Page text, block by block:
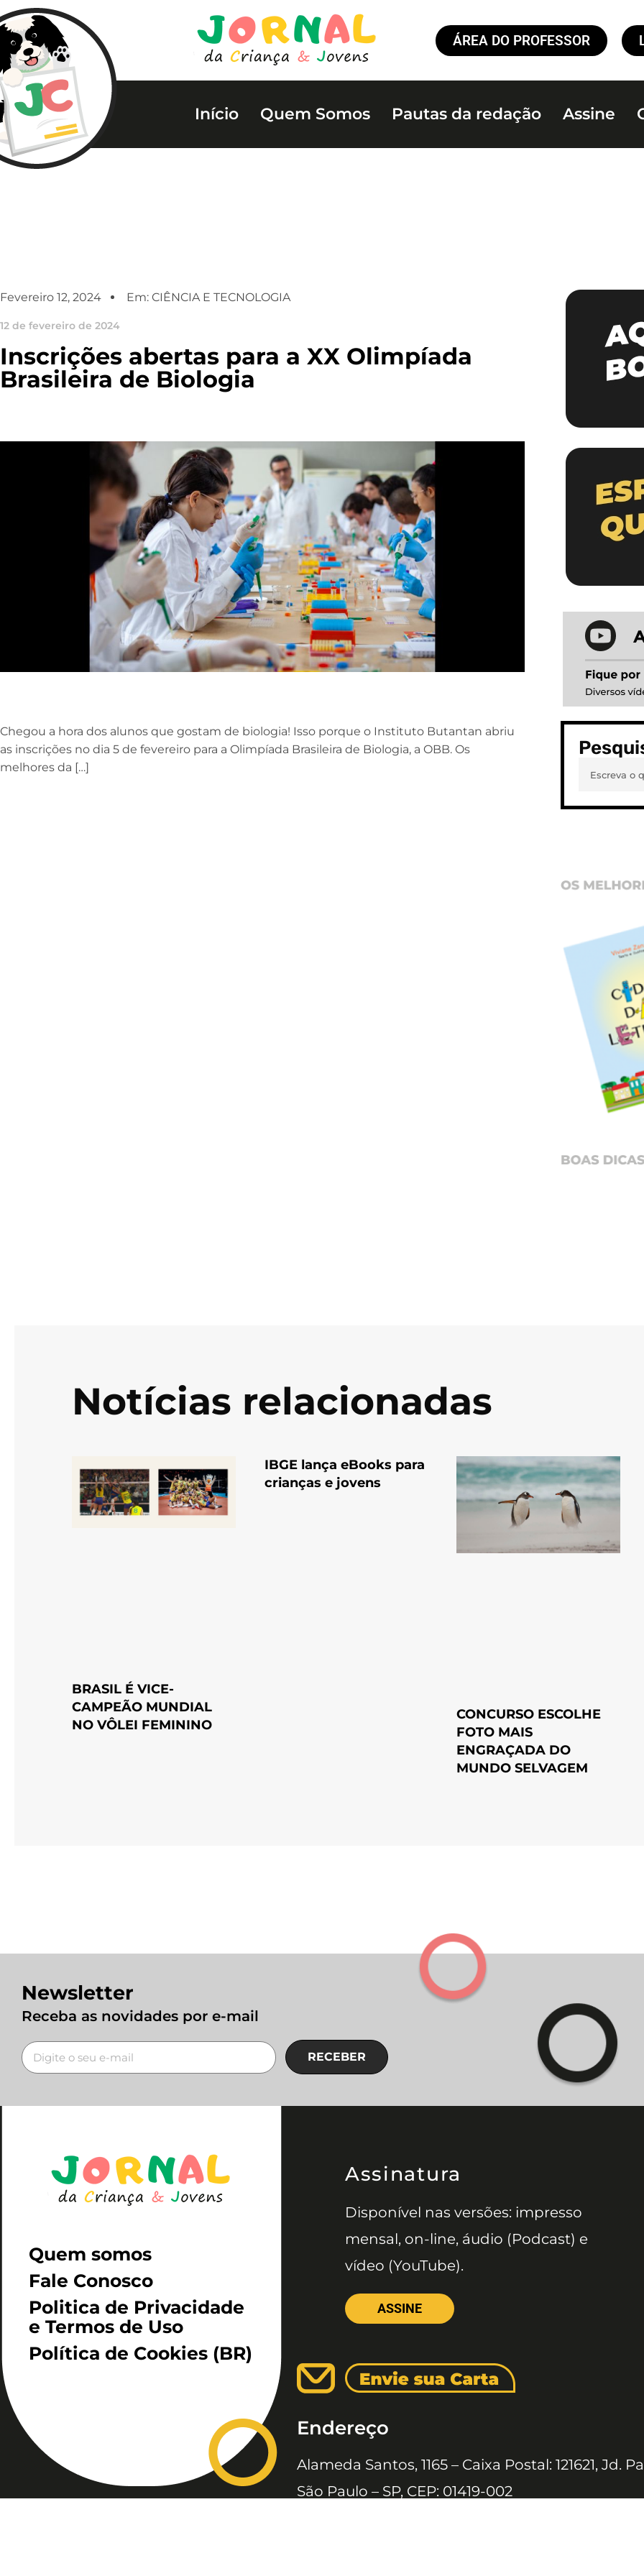
ÁREA DO PROFESSOR
Início Quem Somos Pautas da redação Assine
Fevereiro 12, 2024 Em: CIÊNCIA E TECNOLOGIA
12 de fevereiro de 2024
Inscrições abertas para a XX Olimpíada
Brasileira de Biologia
Chegou a hora dos alunos que gostam de biologia! Isso porque o Instituto Butantan abriu
as inscrições no dia 5 de fevereiro para a Olimpíada Brasileira de Biologia, a OBB. Os
melhores da […]
Notícias relacionadas
BRASIL É VICE-
CAMPEÃO MUNDIAL
NO VÔLEI FEMININO
IBGE lança eBooks para
crianças e jovens
CONCURSO ESCOLHE
FOTO MAIS
ENGRAÇADA DO
MUNDO SELVAGEM
Newsletter
Receba as novidades por e-mail
RECEBER
Quem somos
Fale Conosco
Politica de Privacidade
e Termos de Uso
Política de Cookies (BR)
Assinatura
Disponível nas versões: impresso
mensal, on-line, áudio (Podcast) e
vídeo (YouTube).
ASSINE
Endereço
Alameda Santos, 1165 – Caixa Postal: 121621, Jd.
São Paulo – SP, CEP: 01419-002